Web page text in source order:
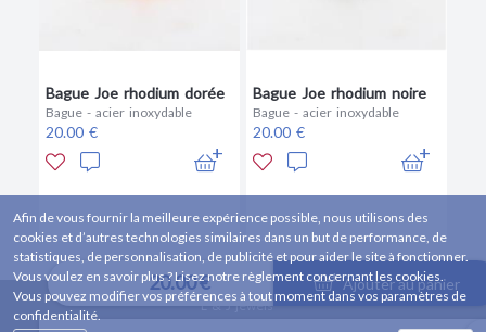
Bague Joe rhodium dorée
Bague - acier inoxydable
20.00 €
Bague Joe rhodium noire
Bague - acier inoxydable
20.00 €
20.00 € Ajouter au panier
L & J jewels
Afin de vous fournir la meilleure expérience possible, nous utilisons des
cookies et d’autres technologies similaires dans un but de performance, de
statistiques, de personnalisation, de publicité et pour aider le site à fonctionner.
Vous voulez en savoir plus ? Lisez notre règlement concernant les cookies.
Vous pouvez modifier vos préférences à tout moment dans vos paramètres de
confidentialité.